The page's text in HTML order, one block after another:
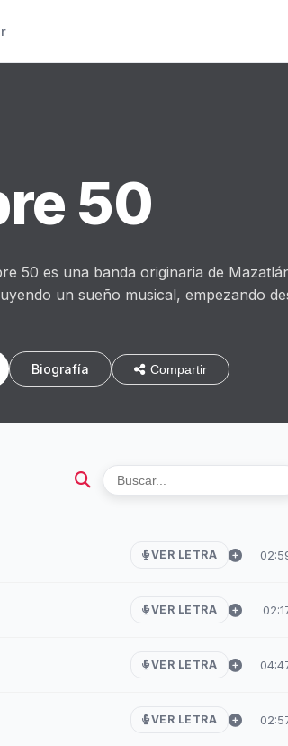
50
50 es una banda originaria de
un sueño musical, empezando
Biografía Compartir
VER LETRA
VER LETRA
VER LETRA
VER LETRA